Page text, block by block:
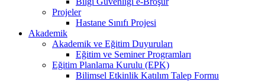
Projeler
Hastane Sınıfı Projesi
Akademik
Akademik ve Eğitim Duyuruları
Eğitim ve Seminer Programları
Eğitim Planlama Kurulu (EPK)
Bilimsel Etkinlik Katılım Talep Formu